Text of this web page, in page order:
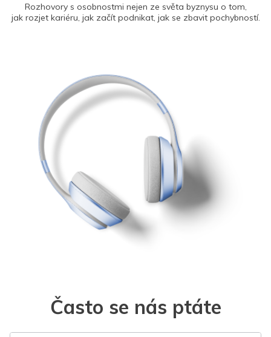
Rozhovory s osobnostmi nejen ze světa byznysu o tom,
jak rozjet kariéru, jak začít podnikat, jak se zbavit pochybností.
Často se nás ptáte